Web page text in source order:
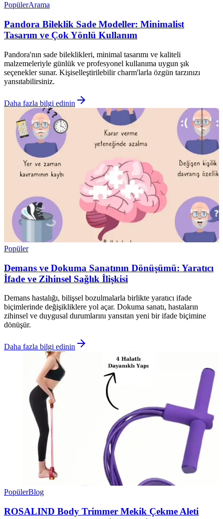
PopülerArama
Pandora Bileklik Sade Modeller: Minimalist
Tasarım ve Çok Yönlü Kullanım
Pandora'nın sade bileklikleri, minimal tasarımı ve kaliteli
malzemeleriyle günlük ve profesyonel kullanıma uygun şık
seçenekler sunar. Kişiselleştirilebilir charm'larla özgün tarzınızı
yansıtabilirsiniz.
Daha fazla bilgi edinin
Popüler
Demans ve Dokuma Sanatının Dönüşümü: Yaratıcı
İfade ve Zihinsel Sağlık İlişkisi
Demans hastalığı, bilişsel bozulmalarla birlikte yaratıcı ifade
biçimlerinde değişikliklere yol açar. Dokuma sanatı, hastaların
zihinsel ve duygusal durumlarını yansıtan yeni bir ifade biçimine
dönüşür.
Daha fazla bilgi edinin
PopülerBlog
ROSALIND Body Trimmer Mekik Çekme Aleti